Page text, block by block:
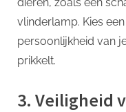
vlinderlamp. Kies
persoonlijkheid van
prikkelt.
3. Veiligheid